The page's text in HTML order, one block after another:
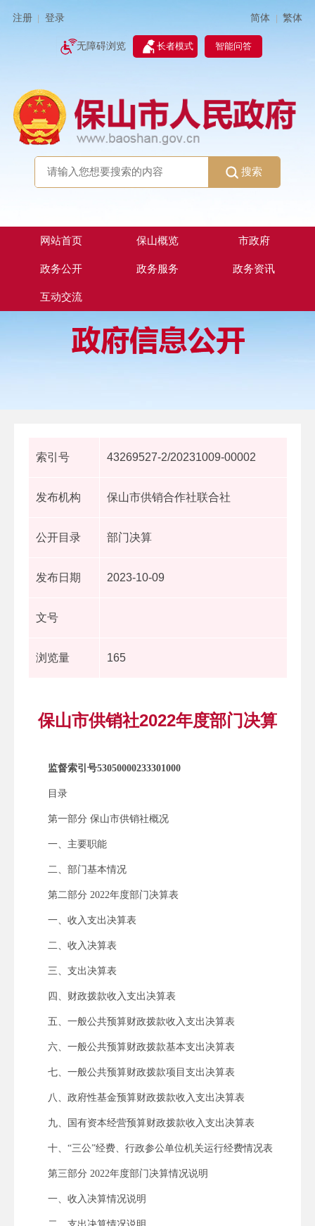
注册 登录 简体 | 繁体
无障碍浏览 长者模式 智能问答
搜索
网站首页 保山概览 市政府
政务公开 政务服务 政务资讯
互动交流
索引号 43269527-2/20231009-00002
发布机构 保山市供销合作社联合社
公开目录 部门决算
发布日期 2023-10-09
文号
浏览量 165
保山市供销社2022年度部门决算
监督索引号53050000233301000
目录
第一部分 保山市供销社概况
一、主要职能
二、部门基本情况
第二部分 2022年度部门决算表
一、收入支出决算表
二、收入决算表
三、支出决算表
四、财政拨款收入支出决算表
五、一般公共预算财政拨款收入支出决算表
六、一般公共预算财政拨款基本支出决算表
七、一般公共预算财政拨款项目支出决算表
八、政府性基金预算财政拨款收入支出决算表
九、国有资本经营预算财政拨款收入支出决算表
十、“三公”经费、行政参公单位机关运行经费情况表
第三部分 2022年度部门决算情况说明
一、收入决算情况说明